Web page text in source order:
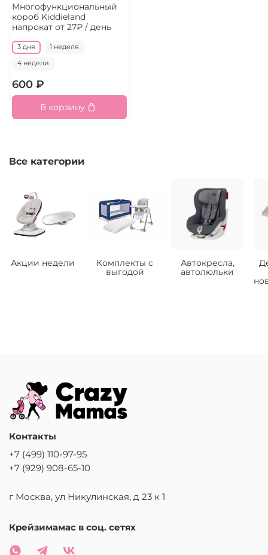
Многофункциональный
короб Kiddieland
напрокатот 27₽ / день
3 дня 1 неделя
4 недели
600 ₽
В корзину
Все категории
Акции недели
Комплекты с
выгодой
Автокресла,
автолюльки
Контакты
+7 (499) 110-97-95
+7 (929) 908-65-10
г Москва, ул Никулинская, д 23 к 1
Крейзимамас в соц. сетях